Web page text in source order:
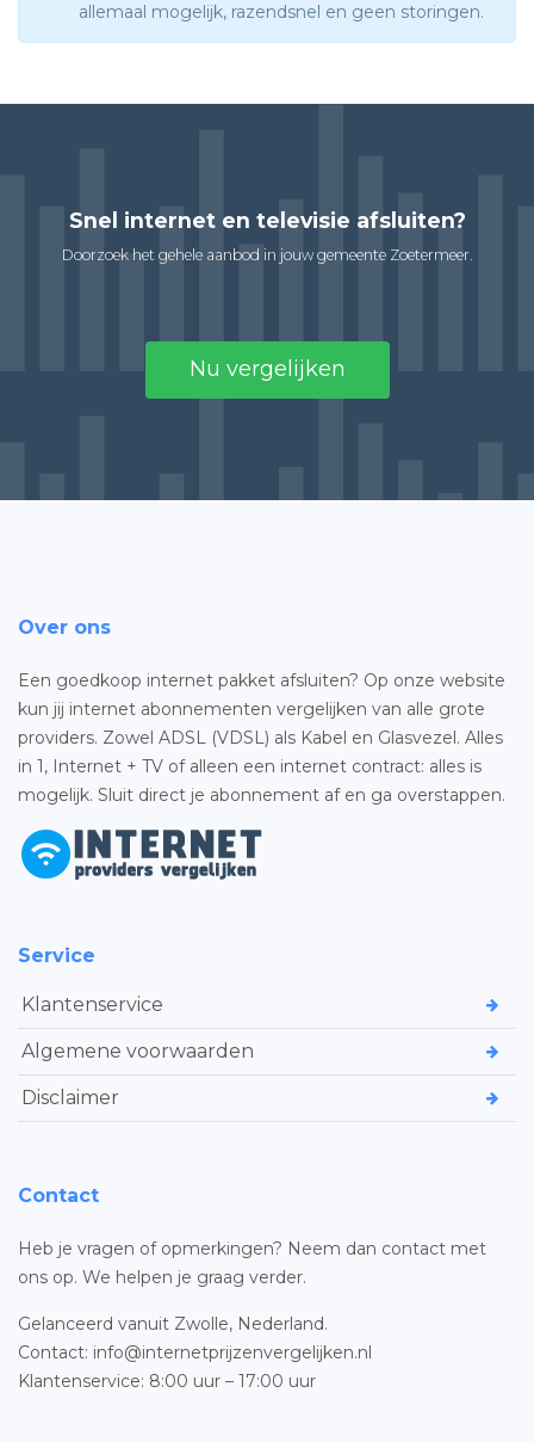
allemaal mogelijk, razendsnel en geen storingen.
Snel internet en televisie afsluiten?
Doorzoek het gehele aanbod in jouw gemeente Zoetermeer.
Nu vergelijken
Over ons
Een goedkoop internet pakket afsluiten? Op onze website
kun jij internet abonnementen vergelijken van alle grote
providers. Zowel ADSL (VDSL) als Kabel en Glasvezel. Alles
in 1, Internet + TV of alleen een internet contract: alles is
mogelijk. Sluit direct je abonnement af en ga overstappen.
Service
Klantenservice
Algemene voorwaarden
Disclaimer
Contact
Heb je vragen of opmerkingen? Neem dan contact met
ons op. We helpen je graag verder.
Gelanceerd vanuit Zwolle, Nederland.
Contact: info@internetprijzenvergelijken.nl
Klantenservice: 8:00 uur – 17:00 uur